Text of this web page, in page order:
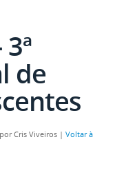
de
por Cris Viveiros | Voltar à